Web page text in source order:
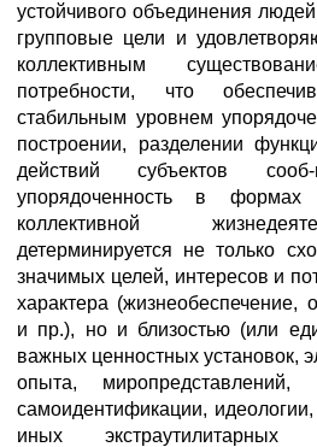
устойчивого объединения
групповые цели и
коллективным
потребности, что
стабильным уровнем
построении, разделении
действий субъектов
упорядоченность в формах
коллективной
детерминируется не только
значимых целей, интересов и
характера (жизнеобеспечение,
и пр.), но и близостью (или
важных ценностных установок,
опыта, миропредставлений,
самоидентификации,
иных экстраутилитарных